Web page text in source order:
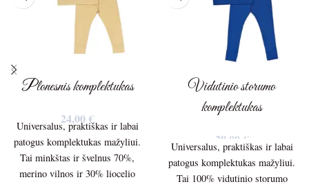
Plonesnis komplektukas
24,00 €
Universalus, praktiškas ir labai
patogus komplektukas mažyliui.
Tai minkštas ir švelnus 70%,
merino vilnos ir 30% liocelio
Vidutinio storumo
komplektukas
28,00 €
Universalus, praktiškas ir labai
patogus komplektukas mažyliui.
Tai 100% vidutinio storumo